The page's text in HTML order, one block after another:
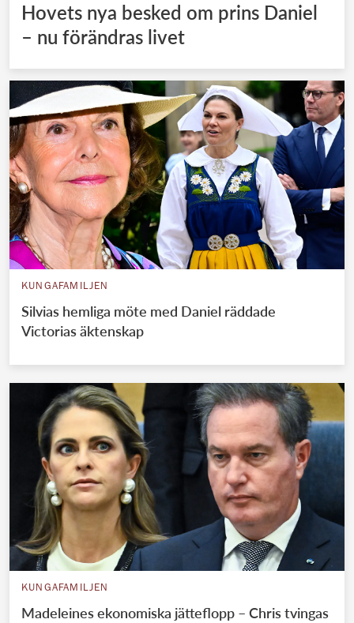
Hovets nya besked om prins Daniel
– nu förändras livet
KUNGAFAMILJEN
Silvias hemliga möte med Daniel räddade
Victorias äktenskap
KUNGAFAMILJEN
Madeleines ekonomiska jätteflopp – Chris tvingas